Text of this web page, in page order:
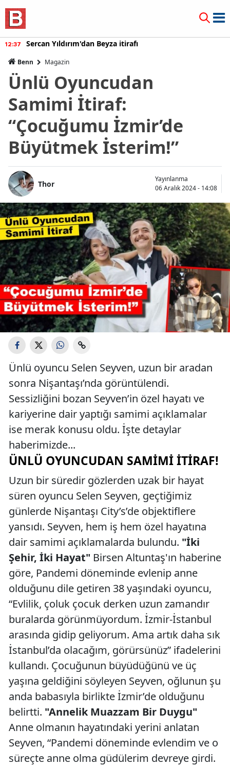
12:20 Burcu Özberk geri döndü!
Benn Magazin
Ünlü Oyuncudan
Samimi İtiraf:
“Çocuğumu İzmir’de
Büyütmek İsterim!”
Thor
Yayınlanma
06 Aralık 2024 - 14:08
Ünlü oyuncu Selen Seyven, uzun bir aradan
sonra Nişantaşı’nda görüntülendi.
Sessizliğini bozan Seyven’in özel hayatı ve
kariyerine dair yaptığı samimi açıklamalar
ise merak konusu oldu. İşte detaylar
haberimizde...
ÜNLÜ OYUNCUDAN SAMIMI İTIRAF!
Uzun bir süredir gözlerden uzak bir hayat
süren oyuncu Selen Seyven, geçtiğimiz
günlerde Nişantaşı City’s’de objektiflere
yansıdı. Seyven, hem iş hem özel hayatına
dair samimi açıklamalarda bulundu. "İki
Şehir, İki Hayat" Birsen Altuntaş'ın haberine
göre, Pandemi döneminde evlenip anne
olduğunu dile getiren 38 yaşındaki oyuncu,
“Evlilik, çoluk çocuk derken uzun zamandır
buralarda görünmüyordum. İzmir-İstanbul
arasında gidip geliyorum. Ama artık daha sık
İstanbul’da olacağım, görürsünüz” ifadelerini
kullandı. Çocuğunun büyüdüğünü ve üç
yaşına geldiğini söyleyen Seyven, oğlunun şu
anda babasıyla birlikte İzmir’de olduğunu
belirtti. "Annelik Muazzam Bir Duygu"
Anne olmanın hayatındaki yerini anlatan
Seyven, “Pandemi döneminde evlendim ve o
süreçte anne olma güdülerim devreye girdi.